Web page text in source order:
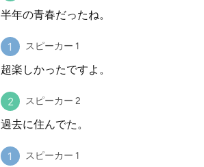
半年の青春だったね。
スピーカー 1
超楽しかったですよ。
スピーカー 2
過去に住んでた。
スピーカー 1